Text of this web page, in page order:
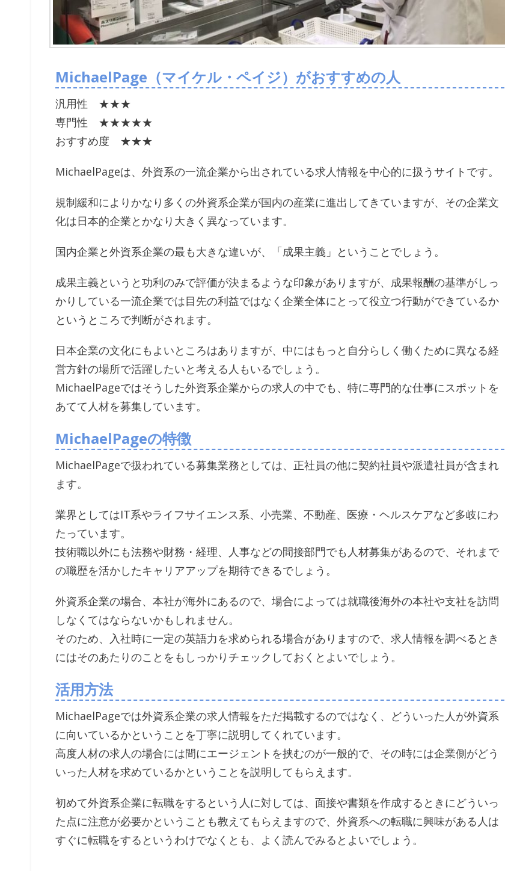
MichaelPage（マイケル・ペイジ）がおすすめの人
汎用性 ★★★
専門性 ★★★★★
おすすめ度 ★★★
MichaelPageは、外資系の一流企業から出されている求人情報を中心的に扱うサイトです。
規制緩和によりかなり多くの外資系企業が国内の産業に進出してきていますが、その企業文
化は日本的企業とかなり大きく異なっています。
国内企業と外資系企業の最も大きな違いが、「成果主義」ということでしょう。
成果主義というと功利のみで評価が決まるような印象がありますが、成果報酬の基準がしっ
かりしている一流企業では目先の利益ではなく企業全体にとって役立つ行動ができているか
というところで判断がされます。
日本企業の文化にもよいところはありますが、中にはもっと自分らしく働くために異なる経
営方針の場所で活躍したいと考える人もいるでしょう。
MichaelPageではそうした外資系企業からの求人の中でも、特に専門的な仕事にスポットを
あてて人材を募集しています。
MichaelPageの特徴
MichaelPageで扱われている募集業務としては、正社員の他に契約社員や派遣社員が含まれ
ます。
業界としてはIT系やライフサイエンス系、小売業、不動産、医療・ヘルスケアなど多岐にわ
たっています。
技術職以外にも法務や財務・経理、人事などの間接部門でも人材募集があるので、それまで
の職歴を活かしたキャリアアップを期待できるでしょう。
外資系企業の場合、本社が海外にあるので、場合によっては就職後海外の本社や支社を訪問
しなくてはならないかもしれません。
そのため、入社時に一定の英語力を求められる場合がありますので、求人情報を調べるとき
にはそのあたりのことをもしっかりチェックしておくとよいでしょう。
活用方法
MichaelPageでは外資系企業の求人情報をただ掲載するのではなく、どういった人が外資系
に向いているかということを丁寧に説明してくれています。
高度人材の求人の場合には間にエージェントを挟むのが一般的で、その時には企業側がどう
いった人材を求めているかということを説明してもらえます。
初めて外資系企業に転職をするという人に対しては、面接や書類を作成するときにどういっ
た点に注意が必要かということも教えてもらえますので、外資系への転職に興味がある人は
すぐに転職をするというわけでなくとも、よく読んでみるとよいでしょう。